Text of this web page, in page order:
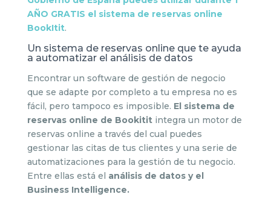
AÑO GRATIS el sistema de reservas online
BookItit.
Un sistema de reservas online que te ayuda
a automatizar el análisis de datos
Encontrar un software de gestión de negocio
que se adapte por completo a tu empresa no es
fácil, pero tampoco es imposible. El sistema de
reservas online de Bookititintegra un motor de
reservas online a través del cual puedes
gestionar las citas de tus clientes y una serie de
automatizaciones para la gestión de tu negocio.
Entre ellas está el análisis de datos y el
Business Intelligence.